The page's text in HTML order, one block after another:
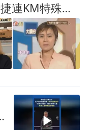
71歲林建明割愛放售保時捷連KM特殊車牌 積極斷捨離曾想賣金